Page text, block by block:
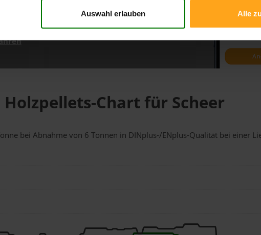
Auswahl erlauben Alle
Holzpellets-Chart für Scheer
bei Abnahmevon 6 Tonnen in DINplus-/ENplus-Qualität bei einer